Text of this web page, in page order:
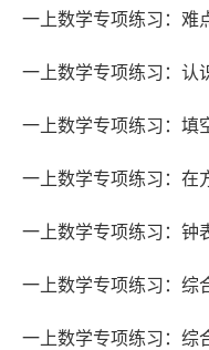
一上数学专项练习：难
一上数学专项练习：认
一上数学专项练习：填
一上数学专项练习：在
一上数学专项练习：钟
一上数学专项练习：综
一上数学专项练习：综